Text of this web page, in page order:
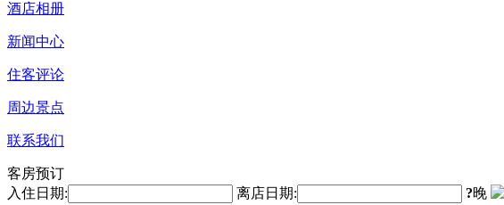
酒店相册
新闻中心
住客评论
周边景点
联系我们
客房预订
入住日期:
离店日期: ?晚